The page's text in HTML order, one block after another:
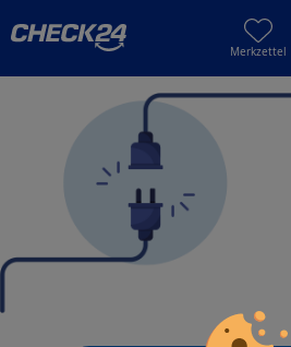
Merkzettel